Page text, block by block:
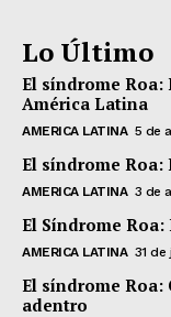
Lo Último
El síndrome Roa:
América Latina
AMERICA LATINA 5 de
El síndrome Roa:
AMERICA LATINA 3 de
El Síndrome
AMERICA LATINA 31
El síndrome Roa:
adentro